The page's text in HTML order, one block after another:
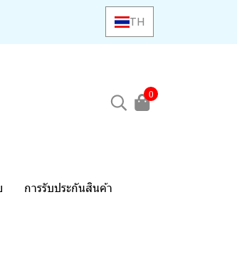
TH
0
การรับประกันสินค้า